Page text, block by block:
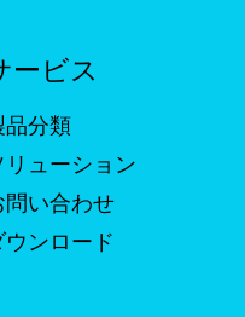
ービス
品分類
リューション
問い合わせ
ウンロード